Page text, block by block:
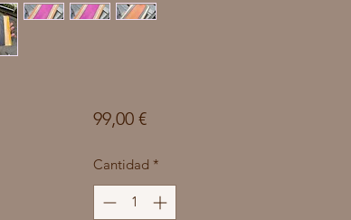
99,00 €Precio
Cantidad *